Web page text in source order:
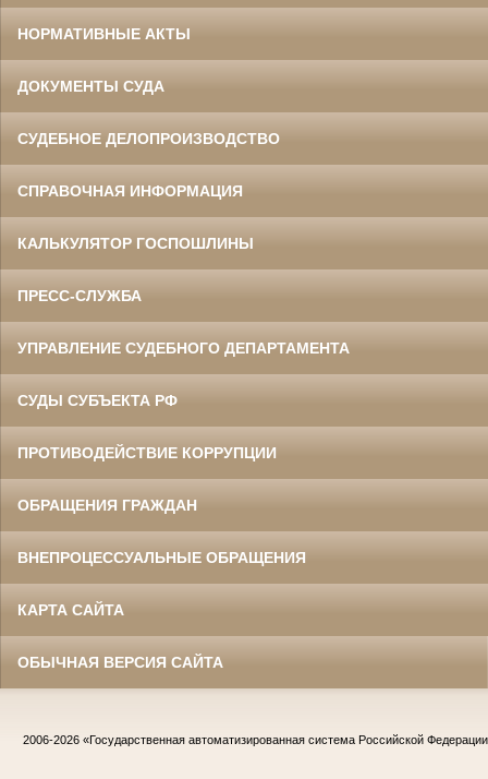
НОРМАТИВНЫЕ АКТЫ
ДОКУМЕНТЫ СУДА
СУДЕБНОЕ ДЕЛОПРОИЗВОДСТВО
СПРАВОЧНАЯ ИНФОРМАЦИЯ
КАЛЬКУЛЯТОР ГОСПОШЛИНЫ
ПРЕСС-СЛУЖБА
УПРАВЛЕНИЕ СУДЕБНОГО ДЕПАРТАМЕНТА
СУДЫ СУБЪЕКТА РФ
ПРОТИВОДЕЙСТВИЕ КОРРУПЦИИ
ОБРАЩЕНИЯ ГРАЖДАН
ВНЕПРОЦЕССУАЛЬНЫЕ ОБРАЩЕНИЯ
КАРТА САЙТА
ОБЫЧНАЯ ВЕРСИЯ САЙТА
2006-2026 «Государственная автоматизированная система Российской